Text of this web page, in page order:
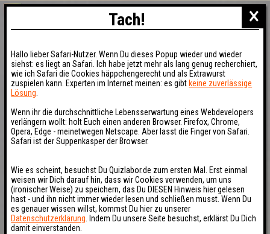
×
Tach!
Hallo lieber Safari-Nutzer. Wenn Du dieses Popup wieder und wieder
siehst: es liegt an Safari. Ich habe jetzt mehr als lang genug recherchiert,
wie ich Safari die Cookies häppchengerecht und als Extrawurst
zuspielen kann. Experten im Internet meinen: es gibt keine zuverlässige
Lösung
Wenn ihr die durchschnittliche Lebensserwartung eines Webdevelopers
verlängern wollt: holt Euch einen anderen Browser. Firefox, Chrome,
Opera, Edge - meinetwegen Netscape. Aber lasst die Finger von Safari.
Safari ist der Suppenkasper der Browser.
Wie es scheint, besuchst Du Quizlabor.de zum ersten Mal. Erst einmal
weisen wir Dich darauf hin, dass wir Cookies verwenden, um uns
(ironischer Weise) zu speichern, das Du DIESEN Hinweis hier gelesen
hast - und ihn nicht immer wieder lesen und schließen musst. Wenn Du
es genauer wissen willst, kommst Du hier zu unserer
Datenschutzerklärung . Indem Du unsere Seite besuchst, erklärst Du Dich
damit einverstanden.